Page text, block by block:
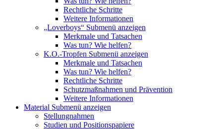
Rechtliche Schritte
Weitere Informationen
„Loverboys“ Submenü anzeigen
Merkmale und Tatsachen
Was tun? Wie helfen?
K.O.-Tropfen Submenü anzeigen
Merkmale und Tatsachen
Was tun? Wie helfen?
Rechtliche Schritte
Schutzmaßnahmen und Prävention
Weitere Informationen
Material Submenü anzeigen
Stellungnahmen
Studien und Positionspapiere